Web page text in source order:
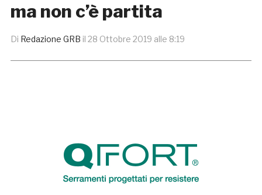
ma non c’è partita
Di Redazione GRB il 28 Ottobre 2019 alle 8:19